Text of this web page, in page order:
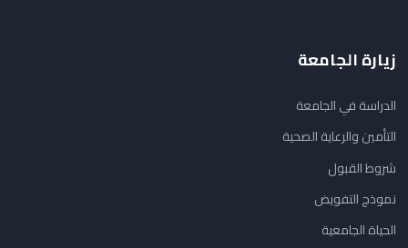
زيارة الجامعة
الدراسة في الجامعة
التأمين والرعاية الصحية
شروط القبول
نموذج التفويض
الحياة الجامعية